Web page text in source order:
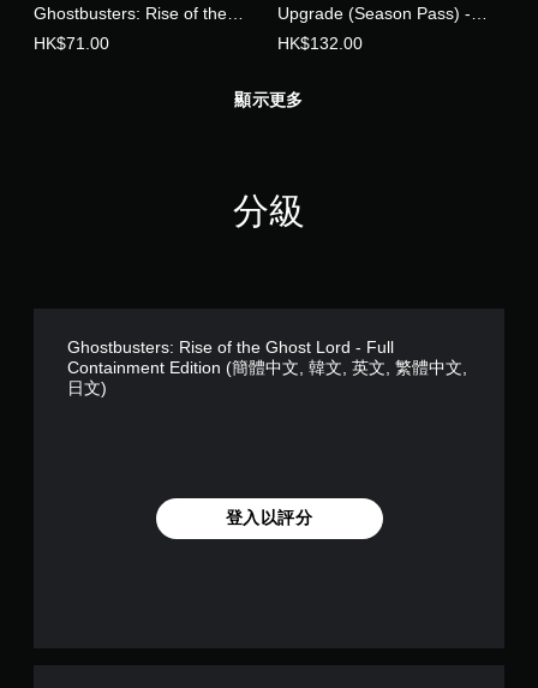
Ghostbusters: Rise of the
Ghost Lord (追加內容)
HK$71.00
Upgrade (Season Pass) -
Ghostbusters: Rise of the
HK$132.00
顯示更多
分級
Ghostbusters: Rise of the Ghost Lord - Full
Containment Edition (簡體中文, 韓文, 英文, 繁體中文,
日文)
登入以評分